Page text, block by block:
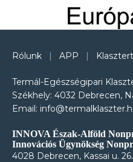
Rólunk | APP |
Termál-Egészségipari
Székhely: 4032 Debrecen,
Email:
INNOVA Észak-Alföld
Innovációs Ügynökség
4028 Debrecen, Kassai u. 26.